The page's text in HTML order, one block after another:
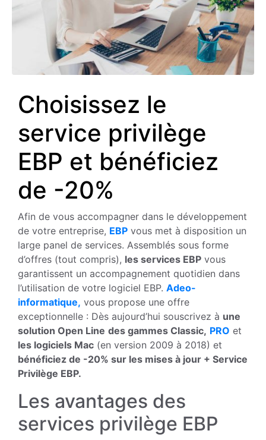
Choisissez le
service privilège
EBP et bénéficiez
de -20%
Afin de vous accompagner dans le développement
de votre entreprise, EBP vous met à disposition un
large panel de services. Assemblés sous forme
d’offres (tout compris), les services EBP vous
garantissent un accompagnement quotidien dans
l’utilisation de votre logiciel EBP. Adeo-
informatique, vous propose une offre
exceptionnelle : Dès aujourd’hui souscrivez à une
solution Open Line des gammes Classic, PRO et
les logiciels Mac (en version 2009 à 2018) et
bénéficiez de -20% sur les mises à jour + Service
Privilège EBP.
Les avantages des
services privilège EBP